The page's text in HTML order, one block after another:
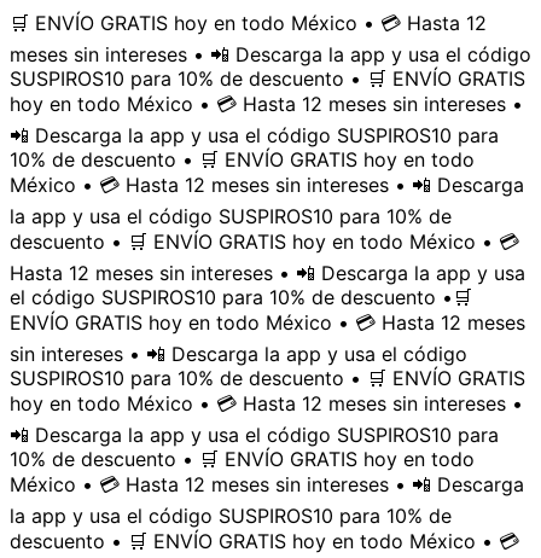
🛒 ENVÍO GRATIS hoy en todo México • 💳 Hasta 12
meses sin intereses • 📲 Descarga la app y usa el código
SUSPIROS10 para 10% de descuento • 🛒 ENVÍO GRATIS
hoy en todo México • 💳 Hasta 12 meses sin intereses •
📲 Descarga la app y usa el código SUSPIROS10 para
10% de descuento • 🛒 ENVÍO GRATIS hoy en todo
México • 💳 Hasta 12 meses sin intereses • 📲 Descarga
la app y usa el código SUSPIROS10 para 10% de
descuento • 🛒 ENVÍO GRATIS hoy en todo México • 💳
Hasta 12 meses sin intereses • 📲 Descarga la app y usa
el código SUSPIROS10 para 10% de descuento • 🛒
ENVÍO GRATIS hoy en todo México • 💳 Hasta 12 meses
sin intereses • 📲 Descarga la app y usa el código
SUSPIROS10 para 10% de descuento • 🛒 ENVÍO GRATIS
hoy en todo México • 💳 Hasta 12 meses sin intereses •
📲 Descarga la app y usa el código SUSPIROS10 para
10% de descuento • 🛒 ENVÍO GRATIS hoy en todo
México • 💳 Hasta 12 meses sin intereses • 📲 Descarga
la app y usa el código SUSPIROS10 para 10% de
descuento • 🛒 ENVÍO GRATIS hoy en todo México • 💳